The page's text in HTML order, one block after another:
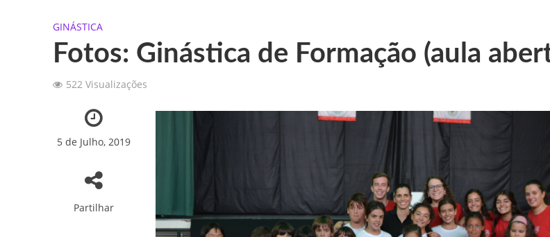
A SFRUA assinalou o seu 157.º aniversário.
Convite: 157º Aniversário da SFRUA “A Velhinha” – 2 agosto – 21:30h – Sede
Patinagem: 7os Testes Distritais
Novidades sobre o Bar
GINÁSTICA
Fotos: Ginástica de Formação (aula
522 Visualizações
5 de Julho, 2019
Partilhar